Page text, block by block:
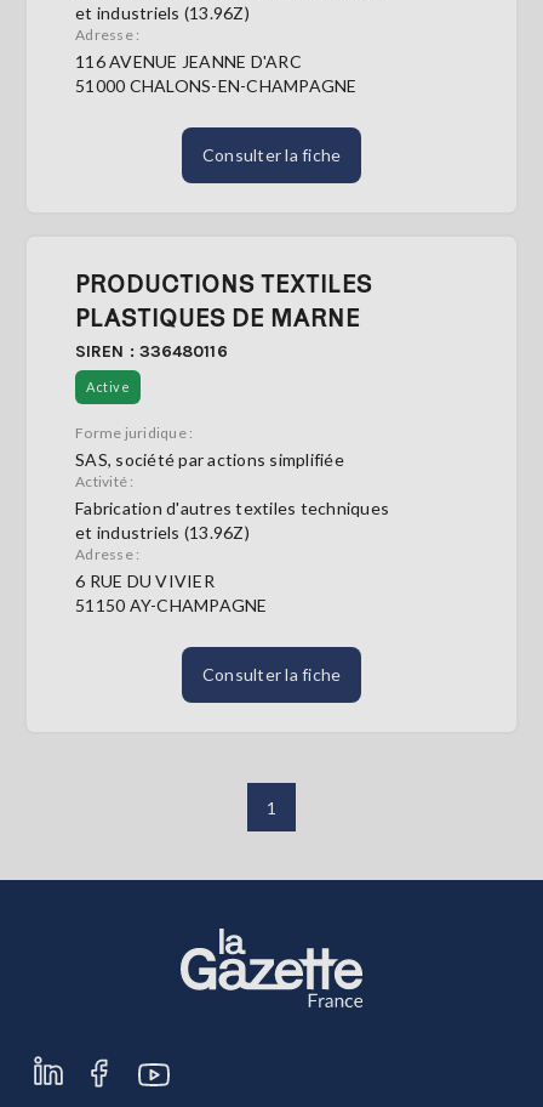
et industriels (13.96Z)
Adresse :
116 AVENUE JEANNE D'ARC
51000 CHALONS-EN-CHAMPAGNE
Consulter la fiche
PRODUCTIONS TEXTILES
PLASTIQUES DE MARNE
SIREN : 336480116
Active
Forme juridique :
SAS, société par actions simplifiée
Activité :
Fabrication d'autres textiles techniques
et industriels (13.96Z)
Adresse :
6 RUE DU VIVIER
51150 AY-CHAMPAGNE
Consulter la fiche
1